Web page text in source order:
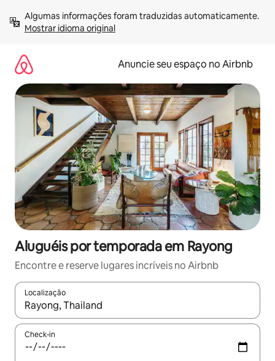
para
Mostrar idioma original
Anuncie seu espaço no Airbnb
Aluguéis por temporada em Rayong
Encontre e reserve lugares incríveis no Airbnb
Localização
Quando os resultados estiverem disponíveis, explore-os
Check-in